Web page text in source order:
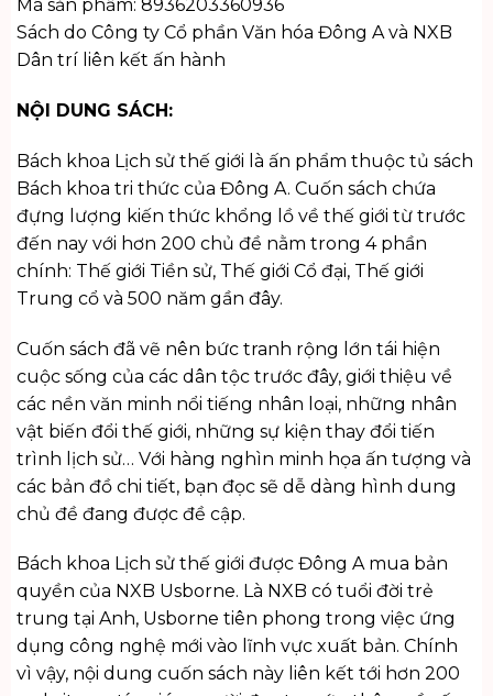
Mã sản phẩm: 8936203360936
Sách do Công ty Cổ phần Văn hóa Đông A và NXB
Dân trí liên kết ấn hành
NỘI DUNG SÁCH:
Bách khoa Lịch sử thế giới là ấn phẩm thuộc tủ sách
Bách khoa tri thức của Đông A. Cuốn sách chứa
đựng lượng kiến thức khổng lồ về thế giới từ trước
đến nay với hơn 200 chủ đề nằm trong 4 phần
chính: Thế giới Tiền sử, Thế giới Cổ đại, Thế giới
Trung cổ và 500 năm gần đây.
Cuốn sách đã vẽ nên bức tranh rộng lớn tái hiện
cuộc sống của các dân tộc trước đây, giới thiệu về
các nền văn minh nổi tiếng nhân loại, những nhân
vật biến đổi thế giới, những sự kiện thay đổi tiến
trình lịch sử… Với hàng nghìn minh họa ấn tượng và
các bản đồ chi tiết, bạn đọc sẽ dễ dàng hình dung
chủ đề đang được đề cập.
Bách khoa Lịch sử thế giới được Đông A mua bản
quyền của NXB Usborne. Là NXB có tuổi đời trẻ
trung tại Anh, Usborne tiên phong trong việc ứng
dụng công nghệ mới vào lĩnh vực xuất bản. Chính
vì vậy, nội dung cuốn sách này liên kết tới hơn 200